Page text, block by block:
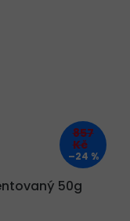
857
Kč
–24 %
50g